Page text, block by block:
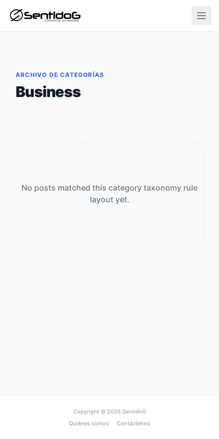
ARCHIVO DE CATEGORÍAS
Business
No posts matched this category taxonomy rule
layout yet.
Copyright © 2026 SentidoG
Quiénes somos
Contáctenos